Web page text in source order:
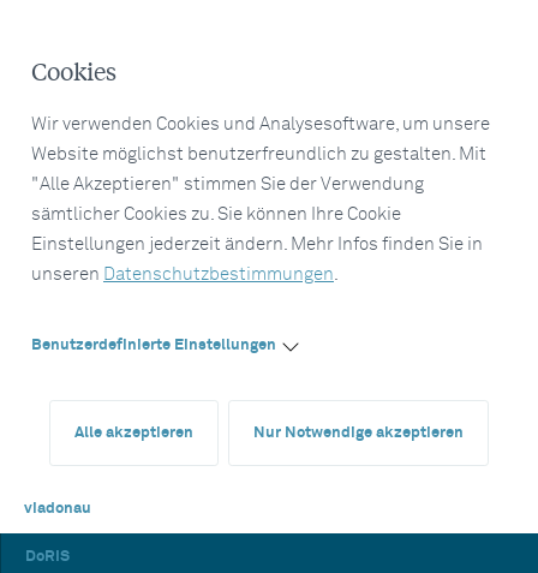
Cookies
Wir verwenden Cookies und Analysesoftware, um unsere
Website möglichst benutzerfreundlich zu gestalten. Mit
"Alle Akzeptieren" stimmen Sie der Verwendung
sämtlicher Cookies zu. Sie können Ihre Cookie
Einstellungen jederzeit ändern. Mehr Infos finden Sie in
unseren Datenschutzbestimmungen.
Benutzerdefinierte Einstellungen
Alle akzeptieren Nur Notwendige akzeptieren
viadonau
DoRIS